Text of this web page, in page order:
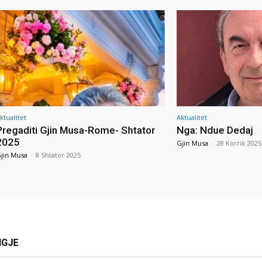
Gjin Musa-Rome- Shtator
Musa - 8 Shtator 2025
Aktualitet
Nga: Ndue Dedaj
Gjin Musa - 28 Korrik 2025